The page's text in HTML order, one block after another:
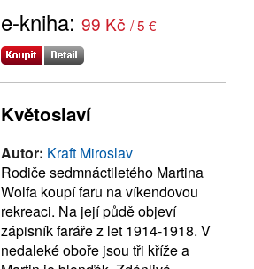
e-kniha: 99 Kč / 5 €
Květoslaví
Autor: Kraft Miroslav
Rodiče sedmnáctiletého Martina
Wolfa koupí faru na víkendovou
rekreaci. Na její půdě objeví
zápisník faráře z let 1914-1918. V
nedaleké oboře jsou tři kříže a